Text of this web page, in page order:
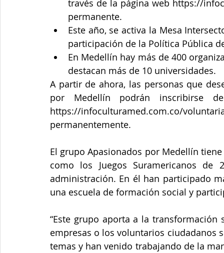
través de la página web https://
permanente.
Este año, se activa la Mesa
participación de la Política Pública
En Medellín hay más de 400
destacan más de 10 universidades.
A partir de ahora, las personas que
por Medellín podrán inscribirse
https://infoculturamed.com.co/
permanentemente.
El grupo Apasionados por Medellín
como los Juegos Suramericanos
administración. En él han participado
una escuela de formación social y
“Este grupo aporta a la
empresas o los voluntarios ciudadanos
temas y han venido trabajando de la